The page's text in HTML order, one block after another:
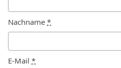
Nachname *
E-Mail *